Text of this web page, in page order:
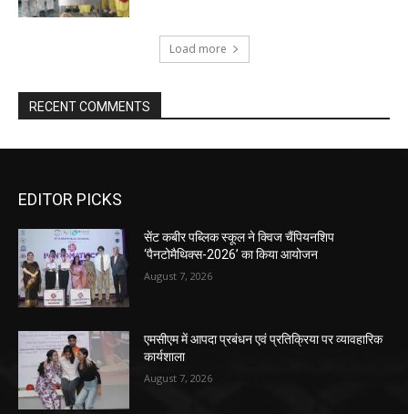
Load more
RECENT COMMENTS
EDITOR PICKS
सेंट कबीर पब्लिक स्कूल ने क्विज चैंपियनशिप
‘पैनटोमैथिक्स-2026’ का किया आयोजन
August 7, 2026
एमसीएम में आपदा प्रबंधन एवं प्रतिक्रिया पर व्यावहारिक
कार्यशाला
August 7, 2026